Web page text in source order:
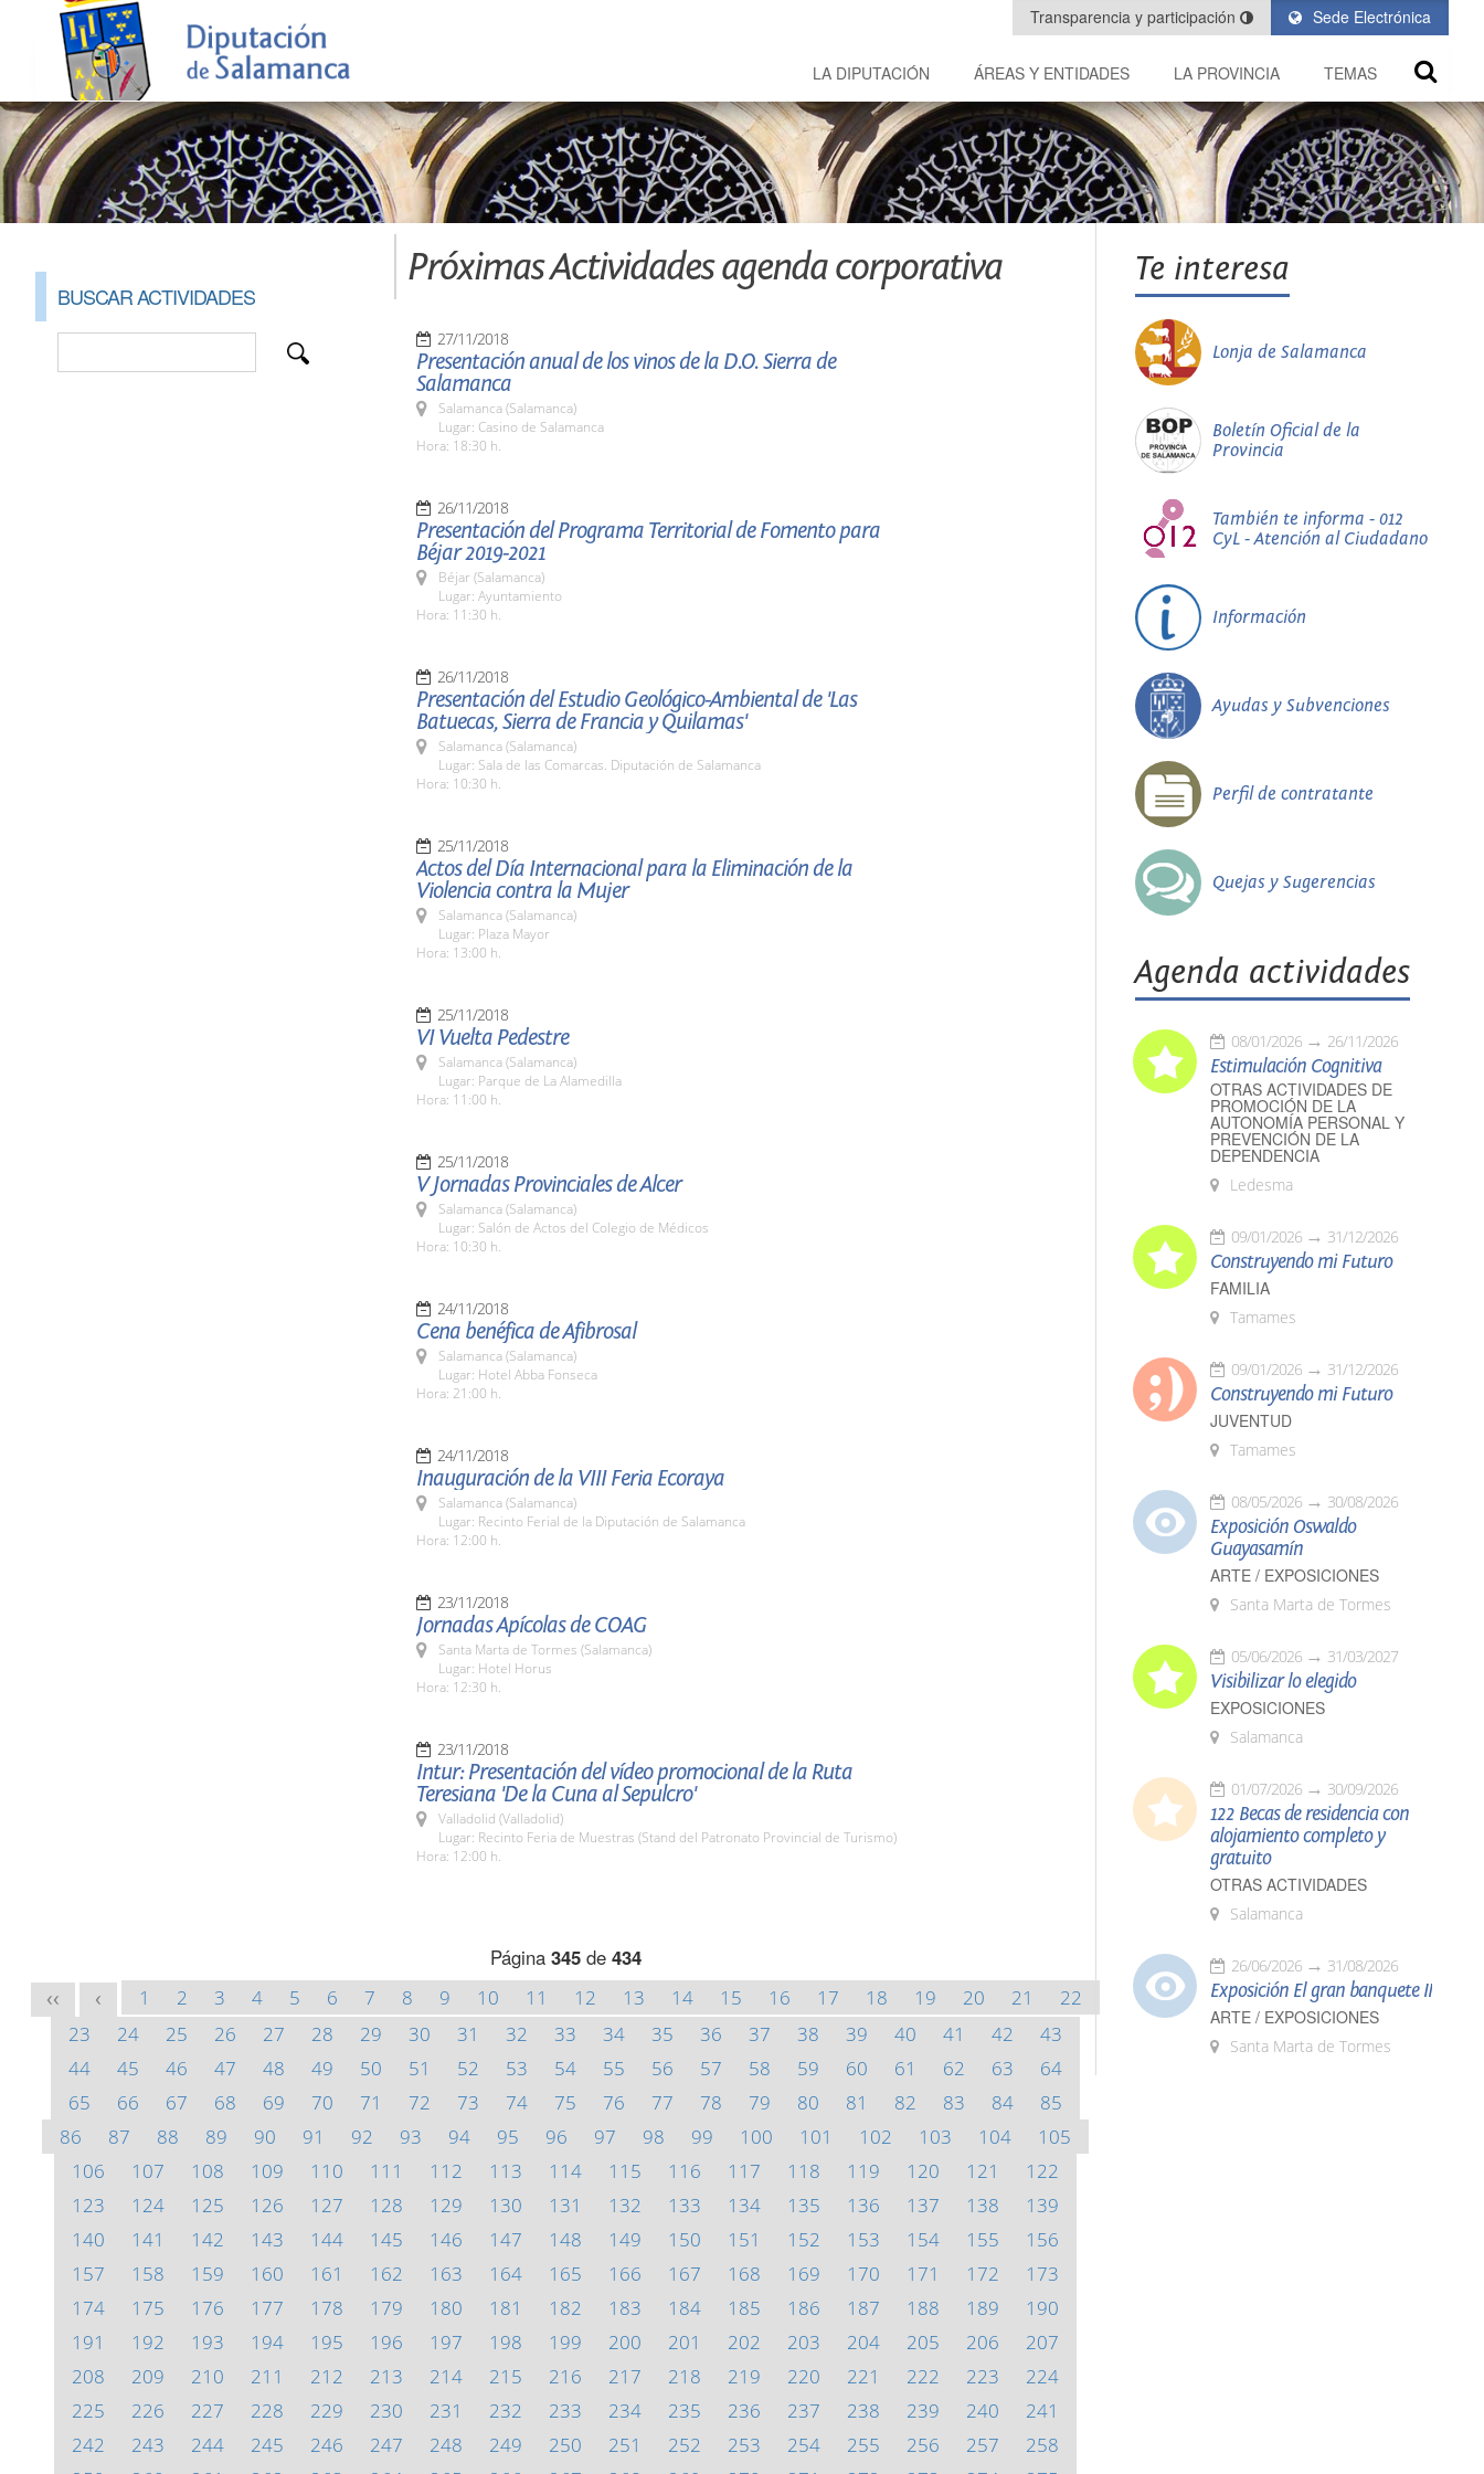
Sede Electrónica
Transparencia y participación
LA DIPUTACIÓN ÁREAS Y ENTIDADES LA PROVINCIA TEMAS
BUSCAR ACTIVIDADES
Próximas Actividades agenda corporativa
27/11/2018
Presentación anual de los vinos de la D.O. Sierra de
Salamanca
Salamanca (Salamanca)
Lugar: Casino de Salamanca
Hora: 18:30 h.
26/11/2018
Presentación del Programa Territorial de Fomento para
Béjar 2019-2021
Béjar (Salamanca)
Lugar: Ayuntamiento
Hora: 11:30 h.
26/11/2018
Presentación del Estudio Geológico-Ambiental de 'Las
Batuecas, Sierra de Francia y Quilamas'
Salamanca (Salamanca)
Lugar: Sala de las Comarcas. Diputación de Salamanca
Hora: 10:30 h.
25/11/2018
Actos del Día Internacional para la Eliminación de la
Violencia contra la Mujer
Salamanca (Salamanca)
Lugar: Plaza Mayor
Hora: 13:00 h.
25/11/2018
VI Vuelta Pedestre
Salamanca (Salamanca)
Lugar: Parque de La Alamedilla
Hora: 11:00 h.
25/11/2018
V Jornadas Provinciales de Alcer
Salamanca (Salamanca)
Lugar: Salón de Actos del Colegio de Médicos
Hora: 10:30 h.
24/11/2018
Cena benéfica de Afibrosal
Salamanca (Salamanca)
Lugar: Hotel Abba Fonseca
Hora: 21:00 h.
24/11/2018
Inauguración de la VIII Feria Ecoraya
Salamanca (Salamanca)
Lugar: Recinto Ferial de la Diputación de Salamanca
Hora: 12:00 h.
23/11/2018
Jornadas Apícolas de COAG
Santa Marta de Tormes (Salamanca)
Lugar: Hotel Horus
Hora: 12:30 h.
23/11/2018
Intur: Presentación del vídeo promocional de la Ruta
Teresiana 'De la Cuna al Sepulcro'
Valladolid (Valladolid)
Lugar: Recinto Feria de Muestras (Stand del Patronato Provincial de Turismo)
Hora: 12:00 h.
Página 345de 434
<< < 1 2 3 4 5 6 7 8 9 10 11 12 13 14 15 16 17 18 19 20 21
22
23
24 25 26 27 28 29 30 31 32 33 34 35 36 37 38 39 40 41 42
43
44
45 46 47 48 49 50 51 52 53 54 55 56 57 58 59 60 61 62 63
64
65
66 67 68 69 70 71 72 73 74 75 76 77 78 79 80 81 82 83 84
85
86
87 88 89 90 91 92 93 94 95 96 97 98 99 100 101 102 103 104
105
106
107 108 109 110 111 112 113 114 115 116 117 118 119 120 121
122
123
124 125 126 127 128 129 130 131 132 133 134 135 136 137 138
139
140
141 142 143 144 145 146 147 148 149 150 151 152 153 154 155
156
157
158 159 160 161 162 163 164 165 166 167 168 169 170 171 172
173
174
175 176 177 178 179 180 181 182 183 184 185 186 187 188 189
190
191
192 193 194 195 196 197 198 199 200 201 202 203 204 205 206
207
208
209 210 211 212 213 214 215 216 217 218 219 220 221 222 223
224
225
226 227 228 229 230 231 232 233 234 235 236 237 238 239 240
241
242
243 244 245 246 247 248 249 250 251 252 253 254 255 256 257
258
Te interesa
Lonja de Salamanca
Boletín Oficial de la
Provincia
También te informa - 012
CyL - Atención al Ciudadano
Información
Ayudas y Subvenciones
Perfil de contratante
Quejas y Sugerencias
Agenda actividades
08/01/2026 26/11/2026
Estimulación Cognitiva
OTRAS ACTIVIDADES DE
PROMOCIÓN DE LA
AUTONOMÍA PERSONAL Y
PREVENCIÓN DE LA
DEPENDENCIA
Ledesma
09/01/2026 31/12/2026
Construyendo mi Futuro
FAMILIA
Tamames
09/01/2026 31/12/2026
Construyendo mi Futuro
JUVENTUD
Tamames
08/05/2026 30/08/2026
Exposición Oswaldo
Guayasamín
ARTE / EXPOSICIONES
Santa Marta de Tormes
05/06/2026 31/03/2027
Visibilizar lo elegido
EXPOSICIONES
Salamanca
01/07/2026 30/09/2026
122 Becas de residencia con
alojamiento completo y
gratuito
OTRAS ACTIVIDADES
Salamanca
26/06/2026 31/08/2026
Exposición El gran banquete II
ARTE / EXPOSICIONES
Santa Marta de Tormes